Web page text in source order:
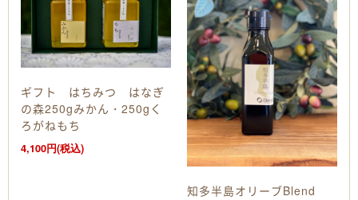
ギフト はちみつ はなぎ
の森250gみかん・250gく
ろがねもち
4,100円(税込)
知多半島オリーブBlend